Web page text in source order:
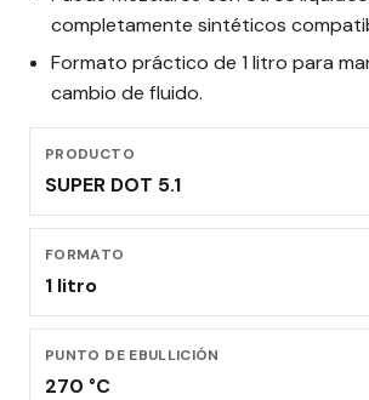
completamente sintéticos
Formato práctico de 1 litro para
cambio de fluido.
PRODUCTO
SUPER DOT 5.1
FORMATO
1 litro
PUNTO DE EBULLICIÓN
270 °C